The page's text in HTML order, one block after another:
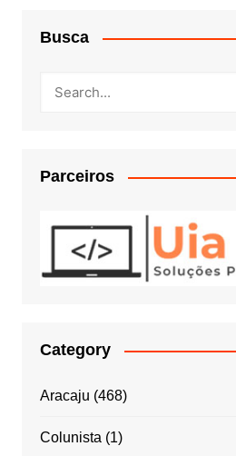
Busca
Parceiros
Category
Aracaju (468)
Colunista (1)